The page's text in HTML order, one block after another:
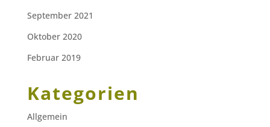
September 2021
Oktober 2020
Februar 2019
Kategorien
Allgemein